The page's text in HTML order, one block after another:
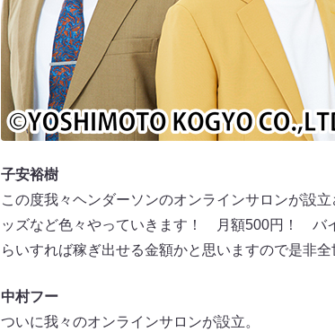
子安裕樹
この度我々ヘンダーソンのオンラインサロンが設
ッズなど色々やっていきます！ 月額500円！ バ
らいすれば稼ぎ出せる金額かと思いますので是非
中村フー
ついに我々のオンラインサロンが設立。